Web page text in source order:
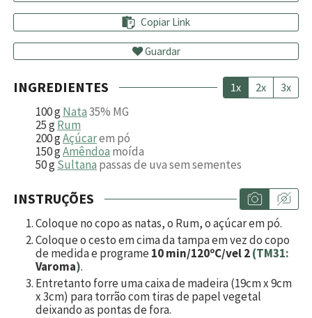
Copiar Link
Guardar
INGREDIENTES 1x 2x 3x
100gNata35% MG
25gRum
200gAçúcarem pó
150gAmêndoa moída
50gSultana passas de uva sem sementes
INSTRUÇÕES
Coloque no copo as natas, o Rum, o açúcar em pó.
Coloque o cesto em cima da tampa em vez do copo
de medida e programe10 min/120ºC/vel 2(TM31:
Varoma).
Entretanto forre uma caixa de madeira (19cm x 9cm
x 3cm) para torrão com tiras de papel vegetal
deixando as pontas de fora.